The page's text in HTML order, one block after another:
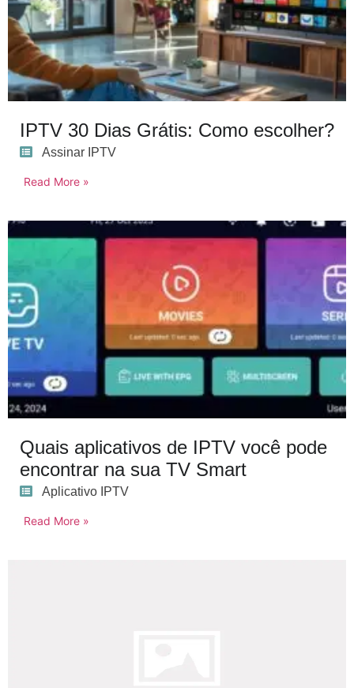
IPTV 30 Dias Grátis: Como escolher?
Assinar IPTV
Read More »
Quais aplicativos de IPTV você pode
encontrar na sua TV Smart
Aplicativo IPTV
Read More »